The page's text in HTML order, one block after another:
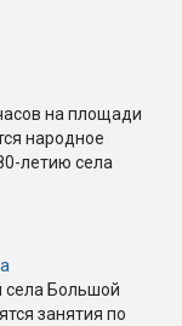
на площади
народное
летию села
села Большой
занятия по